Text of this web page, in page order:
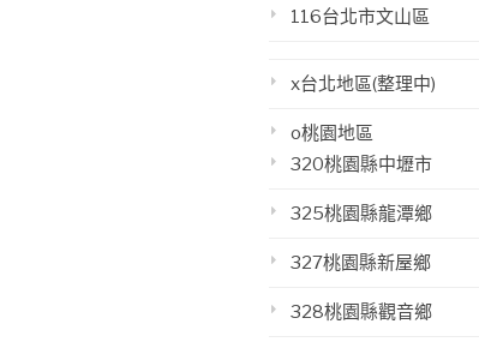
116台北市文山區
x台北地區(整理中)
o桃園地區
320桃園縣中壢市
325桃園縣龍潭鄉
327桃園縣新屋鄉
328桃園縣觀音鄉